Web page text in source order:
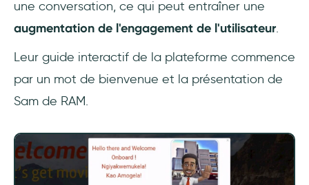
une conversation, ce qui peut entraîner une
augmentation de l'engagement de l'utilisateur.
Leur guide interactif de la plateforme commence
par un mot de bienvenue et la présentation de
Sam de RAM.